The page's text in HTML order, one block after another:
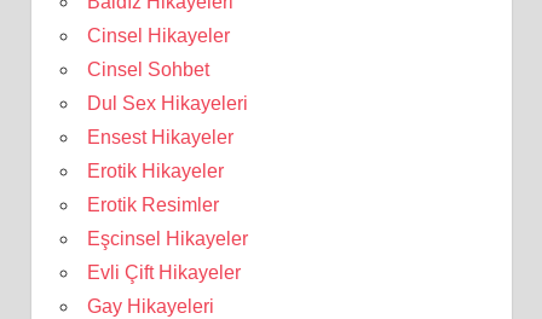
Cinsel Hikayeler
Cinsel Sohbet
Dul Sex Hikayeleri
Ensest Hikayeler
Erotik Hikayeler
Erotik Resimler
Eşcinsel Hikayeler
Evli Çift Hikayeler
Gay Hikayeleri